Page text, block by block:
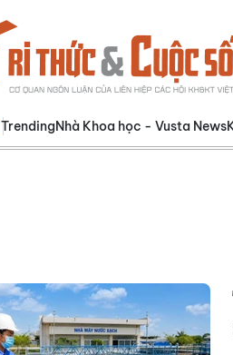
TrendingNhà Khoa học - Vusta News